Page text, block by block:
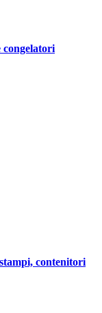
congelatori
contenitori